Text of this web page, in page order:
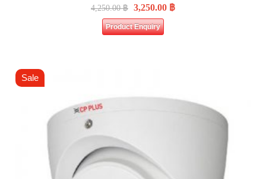
4,250.00฿ 3,250.00 ฿
Product Enquiry
Sale